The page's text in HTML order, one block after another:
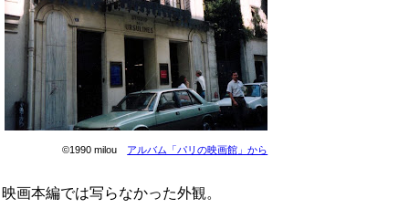
©1990 milou アルバム「パリの映画館」から
映画本編では写らなかった外観。